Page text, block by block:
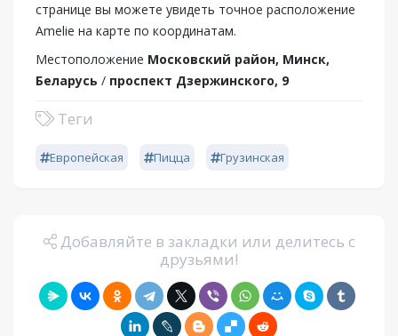
странице вы можете увидеть точное расположение
Amelie на карте по координатам.
Местоположение Московский район, Минск,
Беларусь / проспект Дзержинского, 9
Теги
Европейская Пицца Грузинская
Добавляйте в закладки или делитесь с
друзьями!